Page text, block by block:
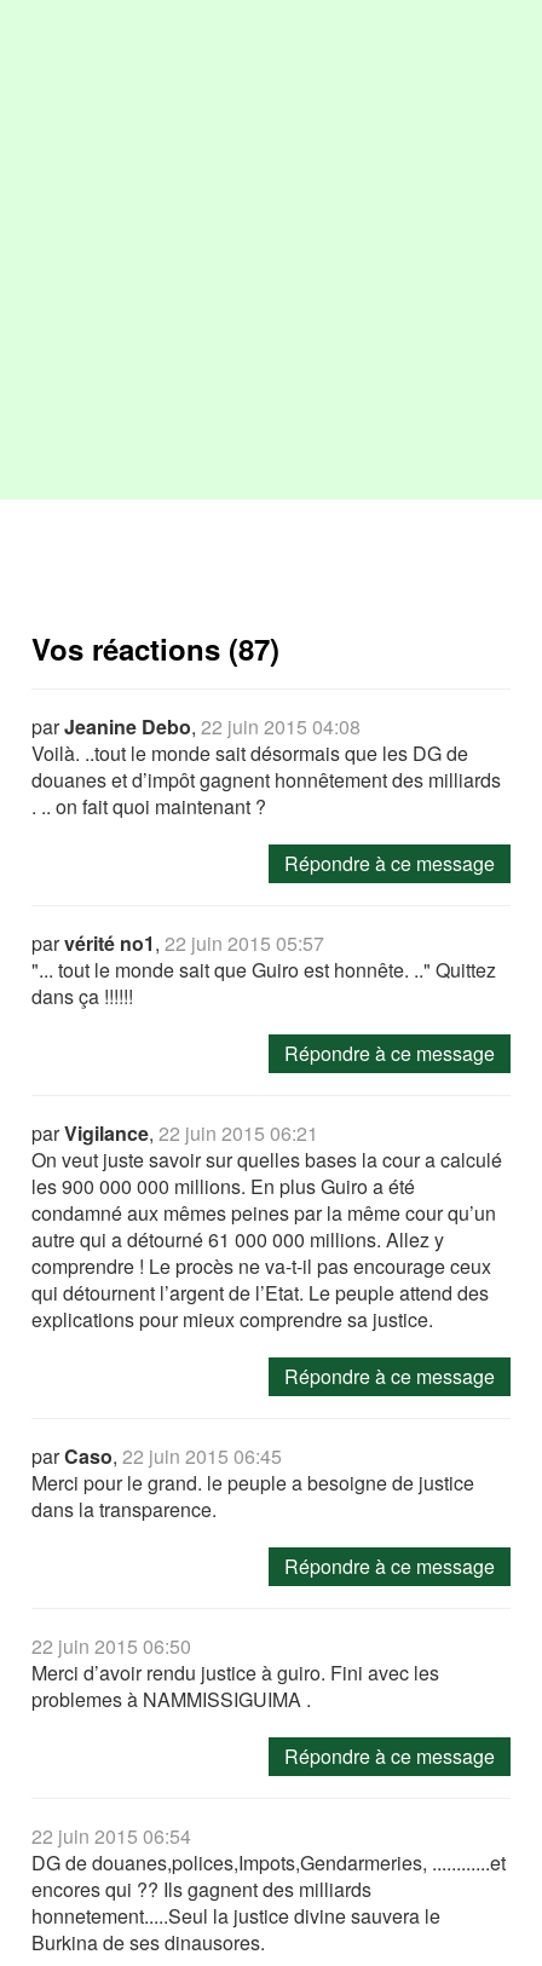
Vos réactions (87)
parJeanine Debo,22 juin 2015 04:08
Voilà. ..tout le monde sait désormais que les DG de
douanes et d’impôt gagnent honnêtement des milliards
. .. on fait quoi maintenant ?
Répondre à ce message
parvérité no1,22 juin 2015 05:57
"... tout le monde sait que Guiro est honnête. .." Quittez
dans ça !!!!!!
Répondre à ce message
parVigilance,22 juin 2015 06:21
On veut juste savoir sur quelles bases la cour a calculé
les 900 000 000 millions. En plus Guiro a été
condamné aux mêmes peines par la même cour qu’un
autre qui a détourné 61 000 000 millions. Allez y
comprendre ! Le procès ne va-t-il pas encourage ceux
qui détournent l’argent de l’Etat. Le peuple attend des
explications pour mieux comprendre sa justice.
Répondre à ce message
parCaso,22 juin 2015 06:45
Merci pour le grand. le peuple a besoigne de justice
dans la transparence.
Répondre à ce message
22 juin 2015 06:50
Merci d’avoir rendu justice à guiro. Fini avec les
problemes à NAMMISSIGUIMA .
Répondre à ce message
22 juin 2015 06:54
DG de douanes,polices,Impots,Gendarmeries, ............et
encores qui ?? Ils gagnent des milliards
honnetement.....Seul la justice divine sauvera le
Burkina de ses dinausores.